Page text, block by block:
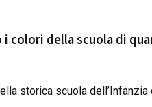
colori della scuola di
storica scuola